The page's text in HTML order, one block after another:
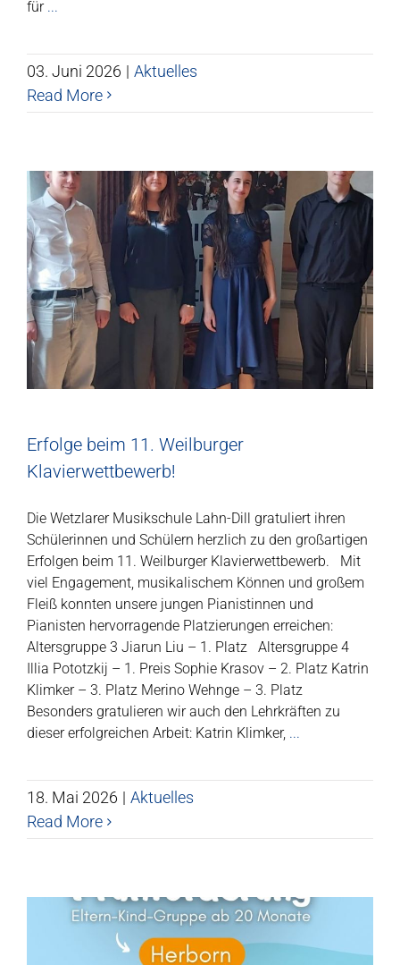
für ...
03. Juni 2026 | Aktuelles
Read More
Erfolge beim 11. Weilburger
Klavierwettbewerb!
Die Wetzlarer Musikschule Lahn-Dill gratuliert ihren
Schülerinnen und Schülern herzlich zu den großartigen
Erfolgen beim 11. Weilburger Klavierwettbewerb. Mit
viel Engagement, musikalischem Können und großem
Fleiß konnten unsere jungen Pianistinnen und
Pianisten hervorragende Platzierungen erreichen:
Altersgruppe 3 Jiarun Liu – 1. Platz Altersgruppe 4
Illia Pototzkij – 1. Preis Sophie Krasov – 2. Platz Katrin
Klimker – 3. Platz Merino Wehnge – 3. Platz
Besonders gratulieren wir auch den Lehrkräften zu
dieser erfolgreichen Arbeit: Katrin Klimker, ...
18. Mai 2026 | Aktuelles
Read More